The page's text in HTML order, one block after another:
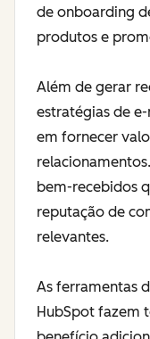
de onboarding
produtos e
Além de gerar
estratégias de
em fornecer
bem-recebidos
reputação de
relevantes.
As ferramentas
HubSpot fazem